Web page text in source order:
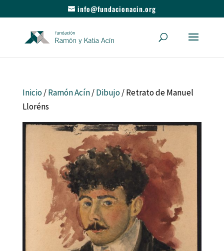
info@fundacionacin.org
Inicio/Ramón Acín/Dibujo/ Retrato de Manuel
Lloréns